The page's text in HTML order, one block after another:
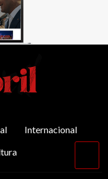
Internacional